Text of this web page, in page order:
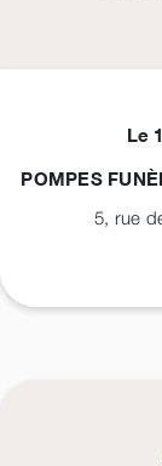
Le
POMPES
5, rue